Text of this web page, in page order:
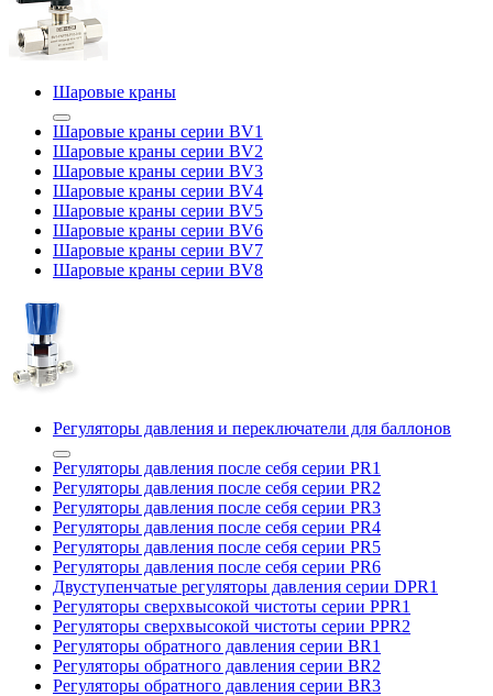
Шаровые краны
Шаровые краны серии BV1
Шаровые краны серии BV2
Шаровые краны серии BV3
Шаровые краны серии BV4
Шаровые краны серии BV5
Шаровые краны серии BV6
Шаровые краны серии BV7
Шаровые краны серии BV8
Регуляторы давления и переключатели для баллонов
Регуляторы давления после себя серии PR1
Регуляторы давления после себя серии PR2
Регуляторы давления после себя серии PR3
Регуляторы давления после себя серии PR4
Регуляторы давления после себя серии PR5
Регуляторы давления после себя серии PR6
Двуступенчатые регуляторы давления серии DPR1
Регуляторы сверхвысокой чистоты серии PPR1
Регуляторы сверхвысокой чистоты серии PPR2
Регуляторы обратного давления серии BR1
Регуляторы обратного давления серии BR2
Регуляторы обратного давления серии BR3